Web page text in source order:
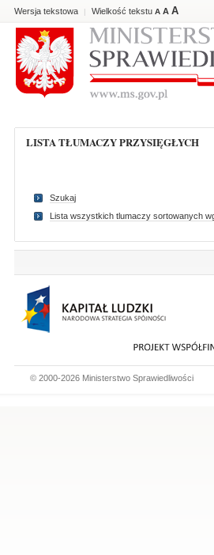
Wersja tekstowa | Wielkość tekstu A A A
LISTA TŁUMACZY PRZYSIĘGŁYCH
Szukaj
Lista wszystkich tlumaczy sortowanych
© 2000-2026 Ministerstwo Sprawiedliwości